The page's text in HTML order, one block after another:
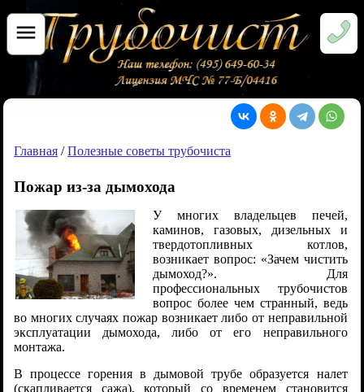
Главная /Полезные советы трубочиста
Пожар из-за дымохода
У многих владельцев печей,
каминов, газовых, дизельных и
твердотопливных котлов,
возникает вопрос: «Зачем чистить
дымоход?». Для
профессиональных трубочистов
вопрос более чем странный, ведь
во многих случаях пожар возникает либо от неправильной
эксплуатации дымохода, либо от его неправильного
монтажа.
В процессе горения в дымовой трубе образуется налет
(скапливается сажа), который со временем становится